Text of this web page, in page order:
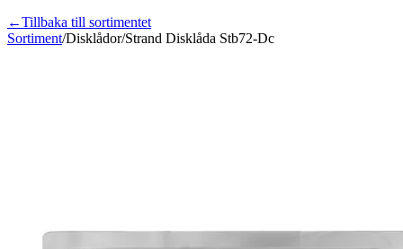
←Tillbaka till sortimentet
Sortiment/Disklådor/Strand Disklåda Stb72-Dc